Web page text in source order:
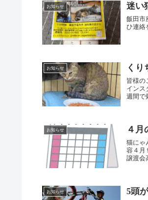
お知らせ 迷い
飯田市
ひ連絡
お知らせ くり
皆様の
インス
週間で
お知らせ ４月
猫にゃ
容４月
譲渡会
お知らせ 5頭